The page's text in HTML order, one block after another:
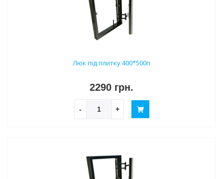
Люк під плитку 400*500п
2290 грн.
- +